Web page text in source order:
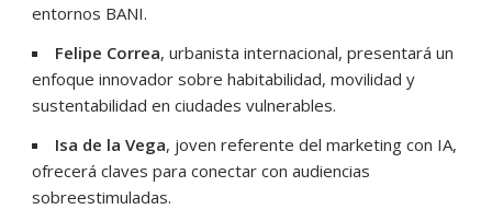
entornos BANI.
Felipe Correa, urbanista internacional, presentará un
enfoque innovador sobre habitabilidad, movilidad y
sustentabilidad en ciudades vulnerables.
Isa de la Vega, joven referente del marketing con IA,
ofrecerá claves para conectar con audiencias
sobreestimuladas.